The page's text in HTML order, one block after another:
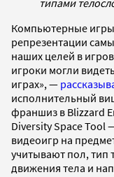
Компьютерные
репрезентации
наших целей в
игроки могли
играх», —
исполнительный
франшиз в Blizzard
Diversity Space Tool
видеоигр на
учитывают пол, тип
движения тела и